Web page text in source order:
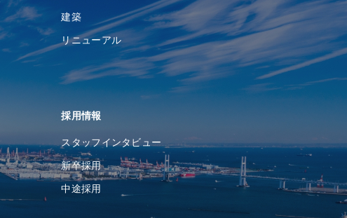
建築
リニューアル
採⽤情報
スタッフインタビュー
新卒採用
中途採用